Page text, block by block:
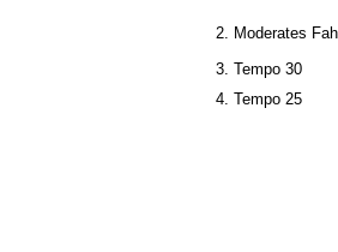
2. Moderates
3. Tempo 30
4. Tempo 25